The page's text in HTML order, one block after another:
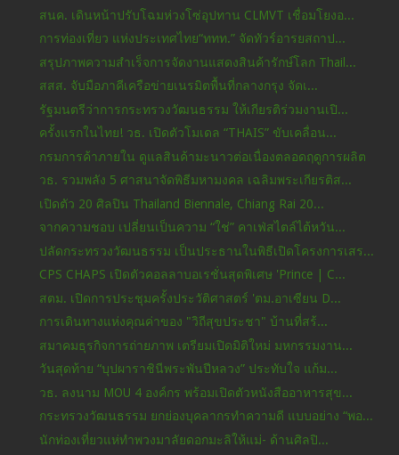
สนค. เดินหน้าปรับโฉมห่วงโซ่อุปทาน CLMVT เชื่อมโยงอ...
การท่องเที่ยว แห่งประเทศไทย“ททท.” จัดทัวร์อารยสถาป...
สรุปภาพความสำเร็จการจัดงานแสดงสินค้ารักษ์โลก Thail...
สสส. จับมือภาคีเครือข่ายเนรมิตพื้นที่กลางกรุง จัดเ...
รัฐมนตรีว่าการกระทรวงวัฒนธรรม ให้เกียรติร่วมงานเปิ...
ครั้งแรกในไทย! วธ. เปิดตัวโมเดล “THAIS” ขับเคลื่อน...
กรมการค้าภายใน ดูแลสินค้ามะนาวต่อเนื่องตลอดฤดูการผลิต
วธ. รวมพลัง 5 ศาสนาจัดพิธีมหามงคล เฉลิมพระเกียรติส...
เปิดตัว 20 ศิลปิน Thailand Biennale, Chiang Rai 20...
จากความชอบ เปลี่ยนเป็นความ “ใช่” คาเฟ่สไตล์ไต้หวัน...
ปลัดกระทรวงวัฒนธรรม เป็นประธานในพิธีเปิดโครงการเสร...
CPS CHAPS เปิดตัวคอลลาบอเรชั่นสุดพิเศษ 'Prince | C...
สตม. เปิดการประชุมครั้งประวัติศาสตร์ 'ตม.อาเซียน D...
การเดินทางแห่งคุณค่าของ "วิถีสุขประชา" บ้านที่สร้...
สมาคมธุรกิจการถ่ายภาพ เตรียมเปิดมิติใหม่ มหกรรมงาน...
วันสุดท้าย “บุปผาราชินีพระพันปีหลวง” ประทับใจ แก้ม...
วธ. ลงนาม MOU 4 องค์กร พร้อมเปิดตัวหนังสืออาหารสุข...
กระทรวงวัฒนธรรม ยกย่องบุคลากรทำความดี แบบอย่าง “พอ...
นักท่องเที่ยวแห่ทำพวงมาลัยดอกมะลิให้แม่- ด้านศิลปิ...